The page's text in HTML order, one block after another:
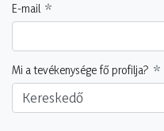
E-mail
Mi a tevékenysége fő profilja?
Kereskedő